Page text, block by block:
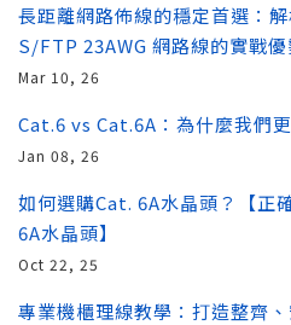
長距離網路佈線的穩定首選：
S/FTP 23AWG 網路線的實戰優
Mar 10, 26
Cat.6 vs Cat.6A：為什麼我們
Jan 08, 26
如何選購Cat. 6A水晶頭？【正
6A水晶頭】
Oct 22, 25
專業機櫃理線教學：打造整齊